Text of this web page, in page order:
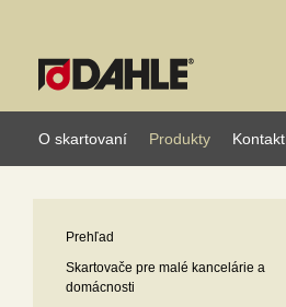
O skartovaní Produkty Kontakt
Prehľad
Skartovače pre malé kancelárie a
domácnosti